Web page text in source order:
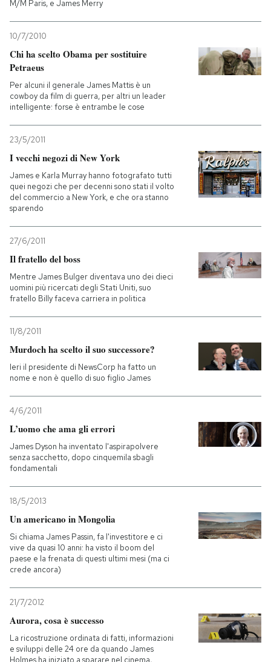
M/M Paris, e James Merry
10/7/2010
Chi ha scelto Obama per sostituire
Petraeus
Per alcuni il generale James Mattis è un
cowboy da film di guerra, per altri un leader
intelligente: forse è entrambe le cose
23/5/2011
I vecchi negozi di New York
James e Karla Murray hanno fotografato tutti
quei negozi che per decenni sono stati il volto
del commercio a New York, e che ora stanno
sparendo
27/6/2011
Il fratello del boss
Mentre James Bulger diventava uno dei dieci
uomini più ricercati degli Stati Uniti, suo
fratello Billy faceva carriera in politica
11/8/2011
Murdoch ha scelto il suo successore?
Ieri il presidente di NewsCorp ha fatto un
nome e non è quello di suo figlio James
4/6/2011
L’uomo che ama gli errori
James Dyson ha inventato l'aspirapolvere
senza sacchetto, dopo cinquemila sbagli
fondamentali
18/5/2013
Un americano in Mongolia
Si chiama James Passin, fa l'investitore e ci
vive da quasi 10 anni: ha visto il boom del
paese e la frenata di questi ultimi mesi (ma ci
crede ancora)
21/7/2012
Aurora, cosa è successo
La ricostruzione ordinata di fatti, informazioni
e sviluppi delle 24 ore da quando James